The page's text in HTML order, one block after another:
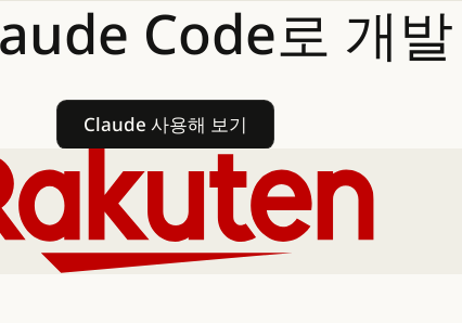
Code로 개발
Claude 사용해 보기
Claude 사용해 보기